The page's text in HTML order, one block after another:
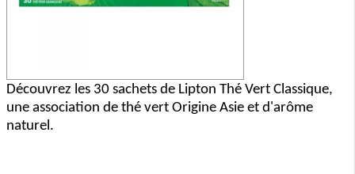
Découvrez les 30 sachets de Lipton Thé Vert Classique,
une association de thé vert Origine Asie et d'arôme
naturel.